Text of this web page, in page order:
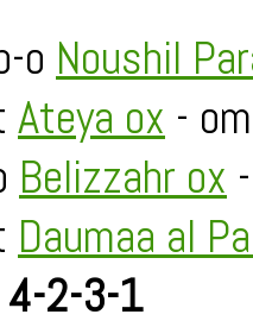
o Noushil
Ateya ox -
Belizzahr ox
Daumaa al
4-2-3-1